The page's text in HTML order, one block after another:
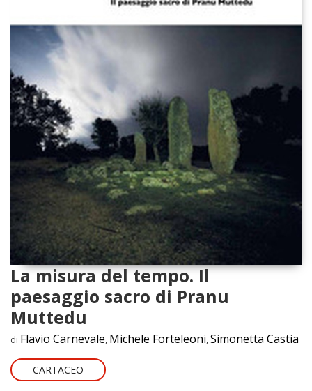
La misura del tempo. Il
paesaggio sacro di Pranu
Muttedu
di Flavio Carnevale, Michele Forteleoni, Simonetta Castia
CARTACEO